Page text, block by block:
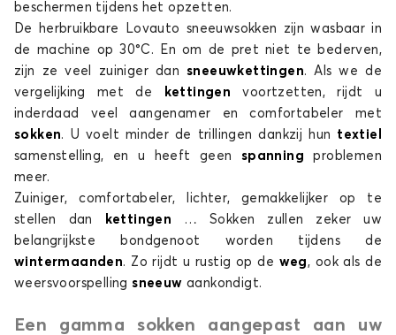
beschermen tijdens het opzetten.
De herbruikbare Lovauto sneeuwsokken zijn wasbaar in
de machine op 30°C. En om de pret niet te bederven,
zijn ze veel zuiniger dansneeuwkettingen. Als we de
vergelijking met de
kettingen voortzetten, rijdt u
inderdaad veel aangenamer en comfortabeler met
sokken. U voelt minder de trillingen dankzij hun textiel
samenstelling, en u heeft geen spanning problemen
meer.
Zuiniger, comfortabeler, lichter, gemakkelijker op te
stellen dan
kettingen
… Sokken zullen zeker uw
belangrijkste bondgenoot worden tijdens de
wintermaanden. Zo rijdt u rustig op de weg, ook als de
weersvoorspelling sneeuwaankondigt.
Een gamma sokken aangepast aan uw